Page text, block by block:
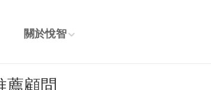
關於悅智
薦顧問